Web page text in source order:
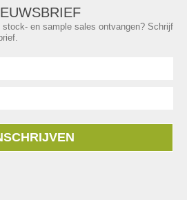
en sample sales ontvangen? Schrijf